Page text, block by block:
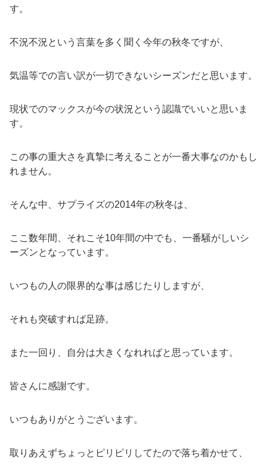
す。
不況不況という言葉を多く聞く今年の秋冬ですが、
気温等での言い訳が一切できないシーズンだと思います。
現状でのマックスが今の状況という認識でいいと思いま
す。
この事の重大さを真摯に考えることが一番大事なのかもし
れません。
そんな中、サプライズの2014年の秋冬は、
ここ数年間、それこそ10年間の中でも、一番騒がしいシ
ーズンとなっています。
いつもの人の限界的な事は感じたりしますが、
それも突破すれば足跡。
また一回り、自分は大きくなれればと思っています。
皆さんに感謝です。
いつもありがとうございます。
取りあえずちょっとピリピリしてたので落ち着かせて、